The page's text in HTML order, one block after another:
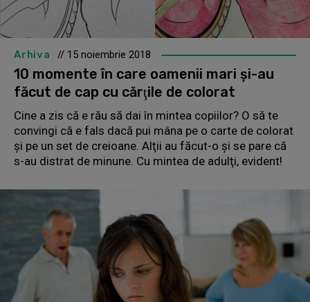
Arhiva // 15 noiembrie 2018
10 momente în care oamenii mari şi-au
făcut de cap cu cărţile de colorat
Cine a zis că e rău să dai în mintea copiilor? O să te
convingi că e fals dacă pui mâna pe o carte de colorat
şi pe un set de creioane. Alţii au făcut-o şi se pare că
s-au distrat de minune. Cu mintea de adulţi, evident!